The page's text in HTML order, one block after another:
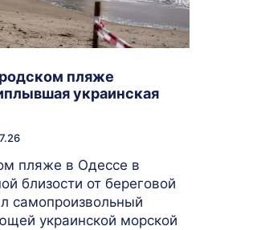
пляже
украинская
пляже в Одессе в
близости от береговой
самопроизвольный
украинской морской